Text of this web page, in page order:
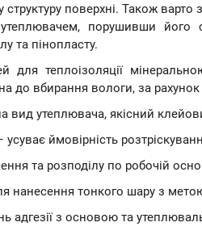
структуру поверхні. Також
порушивши його
та пінопласту.
для теплоізоляції
до вбирання вологи, за рахунок
вид утеплювача, якісний
усуває ймовірність
та розподілу по робочій
нанесення тонкого шару з
адгезії з основою та